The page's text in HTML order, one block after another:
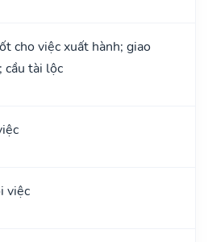
cho việc xuất hành; giao
cầu tài lộc
việc